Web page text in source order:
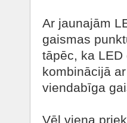
Ar jaunajām
gaismas
tāpēc, ka
kombinācijā
viendabīga
Vēl viena